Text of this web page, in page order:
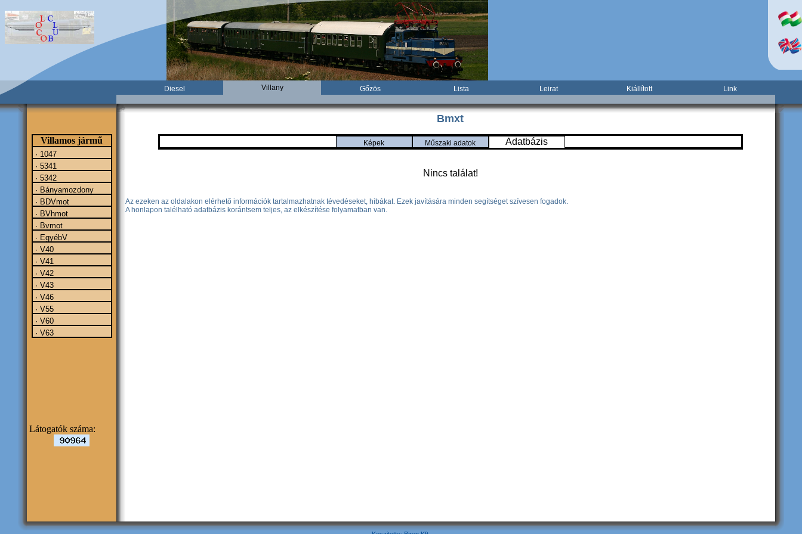
Diesel Villany Gőzös Lista Leirat Kiállított Link
Villamos jármű
· 1047
· 5341
· 5342
· Bányamozdony
· BDVmot
· BVhmot
· Bvmot
· EgyébV
· V40
· V41
· V42
· V43
· V46
· V55
· V60
· V63
Látogatók száma:
Bmxt
Képek Műszaki adatok Adatbázis
Nincs találat!
Az ezeken az oldalakon elérhető információk tartalmazhatnak tévedéseket, hibákat. Ezek javítására minden segítséget szívesen fogadok.
A honlapon talélható adatbázis korántsem teljes, az elkészítése folyamatban van.